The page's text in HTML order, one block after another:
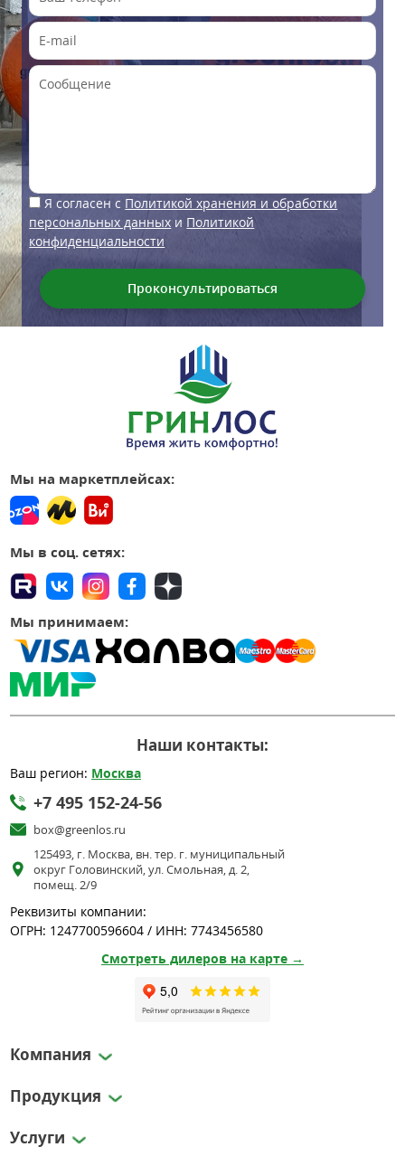
Я согласен с Политикой хранения и обработки
персональных данных и Политикой
конфиденциальности
Мы на маркетплейсах:
Мы в соц. сетях:
Мы принимаем:
Наши контакты:
Ваш регион: Москва
+7 495 152-24-56
box@greenlos.ru
125493, г. Москва, вн. тер. г. муниципальный
округ Головинский, ул. Смольная, д. 2,
помещ. 2/9
Реквизиты компании:
ОГРН: 1247700596604 / ИНН: 7743456580
Смотреть дилеров на карте →
Компания
Продукция
Услуги